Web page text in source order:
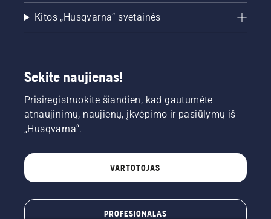
Kitos „Husqvarna“ svetainės
Sekite naujienas!
Prisiregistruokite šiandien, kad gautumėte
atnaujinimų, naujienų, įkvėpimo ir pasiūlymų iš
„Husqvarna“.
VARTOTOJAS
PROFESIONALAS